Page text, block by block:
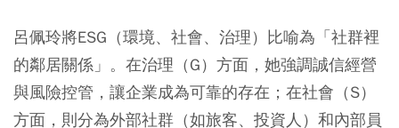
呂佩玲將ESG（環境、社會、治理）比喻為「社群裡
的鄰居關係」。在治理（G）方面，她強調誠信經營
與風險控管，讓企業成為可靠的存在；在社會（S）
方面，則分為外部社群（如旅客、投資人）和內部員